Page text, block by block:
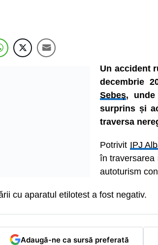
Un accident
decembrie
Sebeș,
surprins și
traversa
Potrivit IPJ
în traversarea
autoturism
cu aparatul etilotest a fost negativ.
Adaugă-ne ca sursă preferată